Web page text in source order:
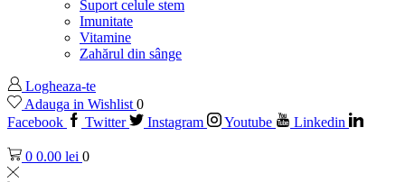
Suport celule stem
Imunitate
Vitamine
Zahărul din sânge
Logheaza-te
Adauga in Wishlist 0
Facebook
Twitter Instagram Youtube Linkedin
0 0.00 lei 0